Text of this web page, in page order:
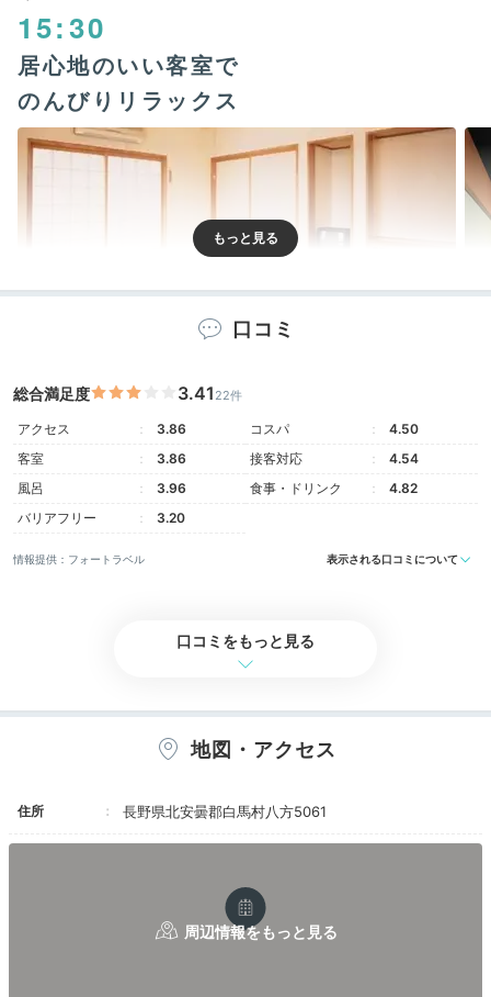
15:30
居心地のいい客室で
のんびりリラックス
和室
客室は全17室。和室や和洋室など、どのお部屋もシン
プルで居心地抜群です。山が見えるお部屋を選べば、景
観も楽しめて疲れた心も癒されます。全館Wi-Fi対応な
ので、気兼ねなくネットを使える
Onsen
美肌効果が期待できる
口コミ
総合満足度 3.41 22件
アクセス 3.86 コスパ
4.50
客室
3.86 接客対応
4.54
風呂
3.96 食事・ドリンク
4.82
バリアフリー
3.20
情報提供：フォートラベル 表示される口コミについて
口コミをもっと見る
地図・アクセス
住所 長野県北安曇郡白馬村八方5061